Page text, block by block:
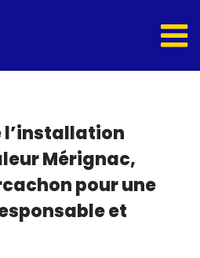
l’installation
Mérignac,
pour une
et